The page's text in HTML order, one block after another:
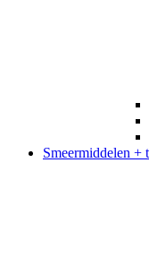
Smeermiddelen +